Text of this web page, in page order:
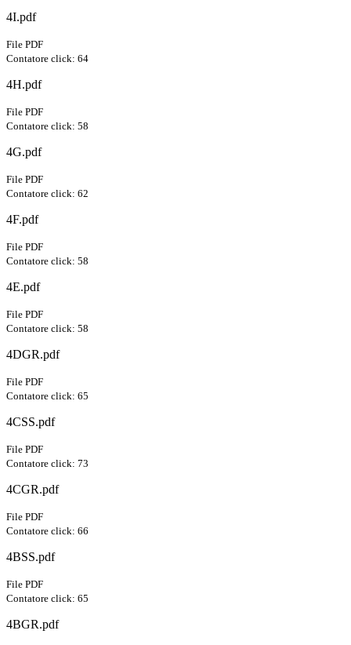
4I.pdf
File PDF
Contatore click: 64
4H.pdf
File PDF
Contatore click: 58
4G.pdf
File PDF
Contatore click: 62
4F.pdf
File PDF
Contatore click: 58
4E.pdf
File PDF
Contatore click: 58
4DGR.pdf
File PDF
Contatore click: 65
4CSS.pdf
File PDF
Contatore click: 73
4CGR.pdf
File PDF
Contatore click: 66
4BSS.pdf
File PDF
Contatore click: 65
4BGR.pdf